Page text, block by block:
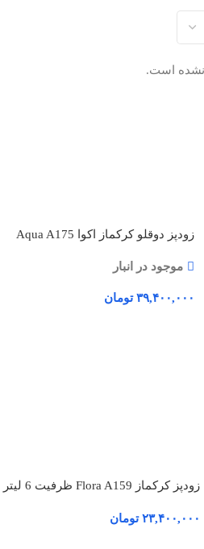
نشده است.
زودپز دوقلو کرکماز اکوا Aqua A175
موجود در انبار
۳۹,۴۰۰,۰۰۰ تومان
زودپز کرکماز Flora A159 ظرفیت 6 لیتر
۲۳,۴۰۰,۰۰۰ تومان